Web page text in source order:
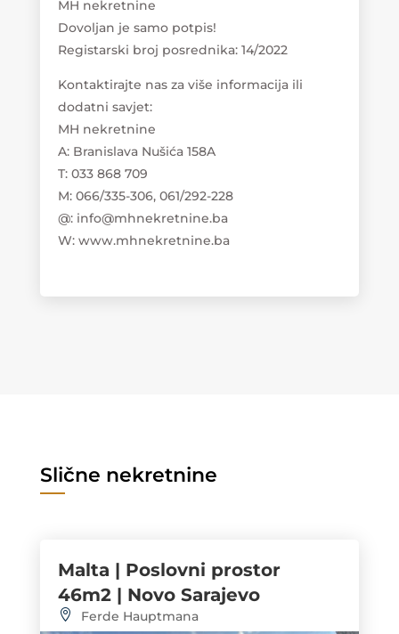
MH nekretnine
Dovoljan je samo potpis!
Registarski broj posrednika: 14/2022
Kontaktirajte nas za više informacija ili
dodatni savjet:
MH nekretnine
A: Branislava Nušića 158A
T: 033 868 709
M: 066/335-306, 061/292-228
@: info@mhnekretnine.ba
W: www.mhnekretnine.ba
Slične nekretnine
Malta | Poslovni prostor
46m2 | Novo Sarajevo
Ferde Hauptmana